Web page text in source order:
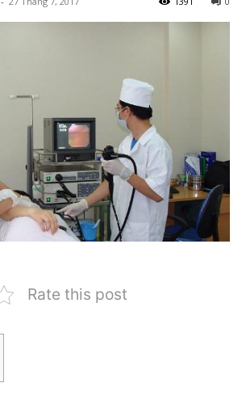
Rate this post